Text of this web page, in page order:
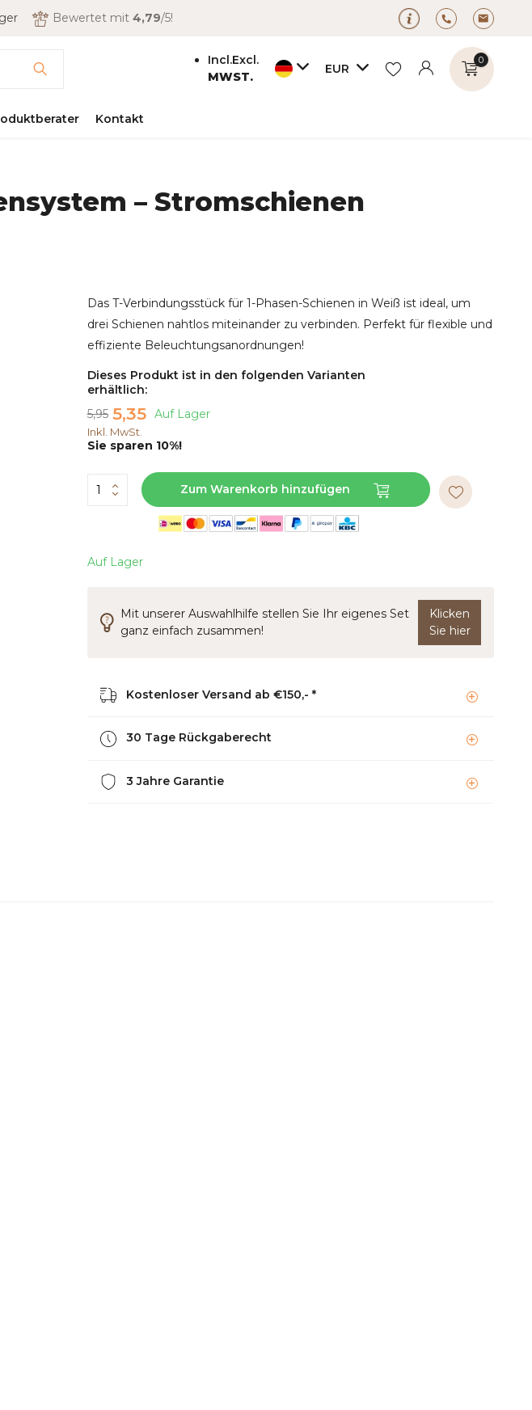
Bewertet mit 4,79/5!
Incl.Excl.
MWST.
EUR
Benutzerkonto
Benutzerkonto
0
Kontakt
– Stromschienen
Das T-Verbindungsstück für 1-Phasen-Schienen in Weiß ist ideal, um
drei Schienen nahtlos miteinander zu verbinden. Perfekt für flexible und
effiziente Beleuchtungsanordnungen!
Dieses Produkt ist in den folgenden Varianten
erhältlich:
5,95 5,35 Auf Lager
Inkl. MwSt.
Sie sparen 10%!
Zum Warenkorb hinzufügen
Auf Lager
Mit unserer Auswahlhilfe stellen Sie Ihr eigenes Set
ganz einfach zusammen!
Klicken
Sie hier
Kostenloser Versand ab €150,- *
30 Tage Rückgaberecht
3 Jahre Garantie